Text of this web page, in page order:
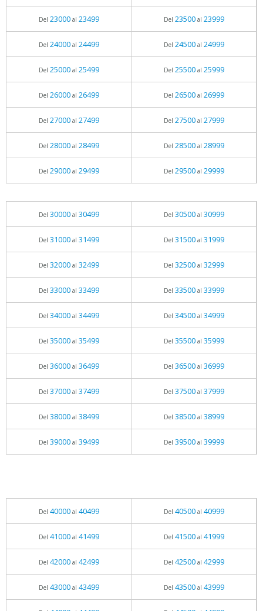
Del 23000al 23499 Del 23500al 23999
Del 24000al 24499 Del 24500al 24999
Del 25000al 25499 Del 25500al 25999
Del 26000al 26499 Del 26500al 26999
Del 27000al 27499 Del 27500al 27999
Del 28000al 28499 Del 28500al 28999
Del 29000al 29499 Del 29500al 29999
Del 30000al 30499 Del 30500al 30999
Del 31000al 31499 Del 31500al 31999
Del 32000al 32499 Del 32500al 32999
Del 33000al 33499 Del 33500al 33999
Del 34000al 34499 Del 34500al 34999
Del 35000al 35499 Del 35500al 35999
Del 36000al 36499 Del 36500al 36999
Del 37000al 37499 Del 37500al 37999
Del 38000al 38499 Del 38500al 38999
Del 39000al 39499 Del 39500al 39999
Del 40000al 40499 Del 40500al 40999
Del 41000al 41499 Del 41500al 41999
Del 42000al 42499 Del 42500al 42999
Del 43000al 43499 Del 43500al 43999